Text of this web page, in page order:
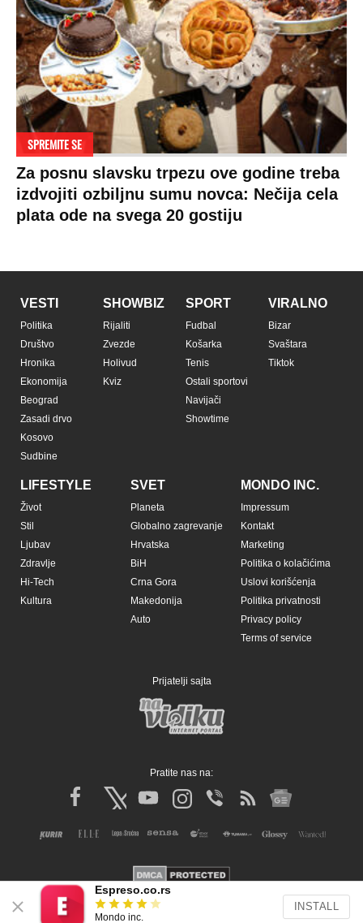
Prijatelji sajta
Pratite nas na:
Espreso.co.rs
Mondo inc.
INSTALL